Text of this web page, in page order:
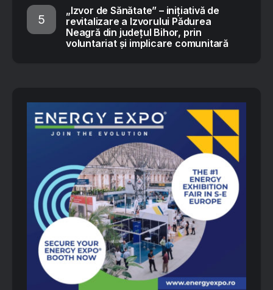
„Izvor de Sănătate” – inițiativă de
revitalizare a Izvorului Pădurea
Neagră din județul Bihor, prin
voluntariat și implicare comunitară